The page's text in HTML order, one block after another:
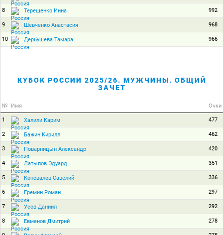
8 Терещенко Инна 992
9 Шевченко Анастасия 968
10 Дербушева Тамара 966
КУБОК РОССИИ 2025/26. МУЖЧИНЫ. ОБЩИЙ
ЗАЧЕТ
№ Имя Очки
1 Халили Карим 477
2 Бажин Кирилл 462
3 Поварницын Александр 420
4 Латыпов Эдуард 351
5 Коновалов Савелий 336
6 Еремин Роман 297
7 Усов Даниил 292
8 Евменов Дмитрий 278